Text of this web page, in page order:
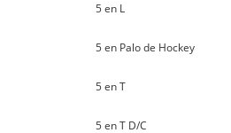
5 en L
5 en Palo de Hockey
5 en T
5 en T D/C